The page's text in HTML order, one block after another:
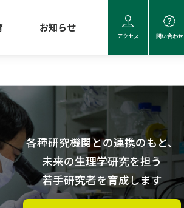
お知らせ
アクセス 問い合わせ
各種研究機関との連携のもと、
未来の生理学研究を担う
若手研究者を育成します